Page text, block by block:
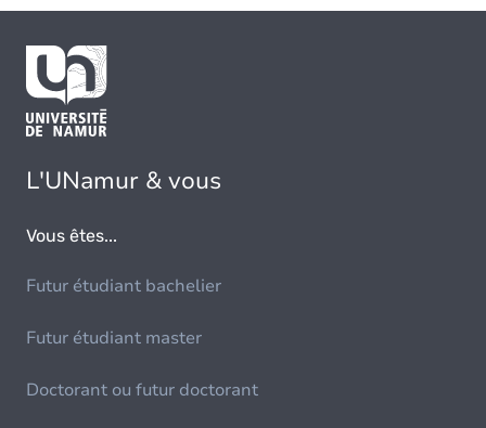
L'UNamur & vous
Vous êtes...
Futur étudiant bachelier
Futur étudiant master
Doctorant ou futur doctorant